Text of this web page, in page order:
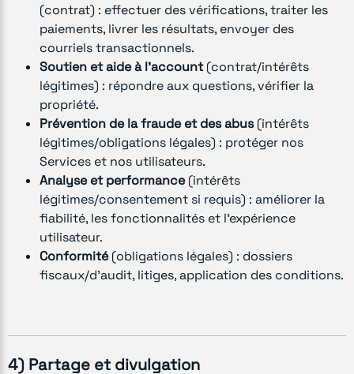
(contrat) : effectuer des vérifications, traiter les
paiements, livrer les résultats, envoyer des
courriels transactionnels.
Soutien et aide à l’account(contrat/intérêts
légitimes) : répondre aux questions, vérifier la
propriété.
Prévention de la fraude et des abus(intérêts
légitimes/obligations légales) : protéger nos
Services et nos utilisateurs.
Analyse et performance(intérêts
légitimes/consentement si requis) : améliorer la
fiabilité, les fonctionnalités et l’expérience
utilisateur.
Conformité(obligations légales) : dossiers
fiscaux/d’audit, litiges, application des conditions.
4) Partage et divulgation